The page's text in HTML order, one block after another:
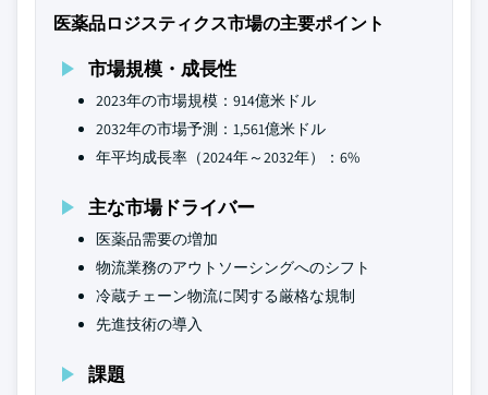
医薬品ロジスティクス市場の主要ポイント
市場規模・成長性
2023年の市場規模：914億米ドル
2032年の市場予測：1,561億米ドル
年平均成長率（2024年～2032年）：6%
主な市場ドライバー
医薬品需要の増加
物流業務のアウトソーシングへのシフト
冷蔵チェーン物流に関する厳格な規制
先進技術の導入
課題